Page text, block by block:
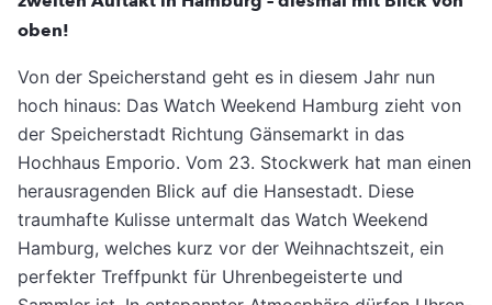
oben!
Von der Speicherstand geht es in diesem Jahr nun
hoch hinaus: Das Watch Weekend Hamburg zieht von
der Speicherstadt Richtung Gänsemarkt in das
Hochhaus Emporio. Vom 23. Stockwerk hat man einen
herausragenden Blick auf die Hansestadt. Diese
traumhafte Kulisse untermalt das Watch Weekend
Hamburg, welches kurz vor der Weihnachtszeit, ein
perfekter Treffpunkt für Uhrenbegeisterte und